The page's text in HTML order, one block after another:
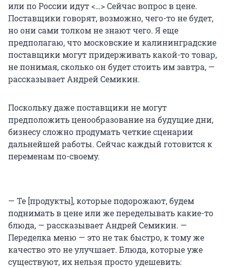
или по России идут <…> Сейчас вопрос в цене.
Поставщики говорят, возможно, чего-то не будет,
но они сами толком не знают чего. Я еще
предполагаю, что московские и калининградские
поставщики могут придерживать какой-то товар,
не понимая, сколько он будет стоить им завтра, —
рассказывает Андрей Семикин.
Поскольку даже поставщики не могут
предположить ценообразование на будущие дни,
бизнесу сложно продумать четкие сценарии
дальнейшей работы. Сейчас каждый готовится к
переменам по-своему.
— Те [продукты], которые подорожают, будем
поднимать в цене или же переделывать какие-то
блюда, — рассказывает Андрей Семикин. —
Переделка меню — это не так быстро, к тому же
качество это не улучшает. Блюда, которые уже
существуют, их нельзя просто удешевить: